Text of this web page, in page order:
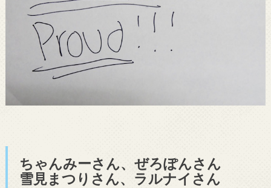
ちゃんみーさん、ぜろぽんさん
雪見まつりさん、ラルナイさん